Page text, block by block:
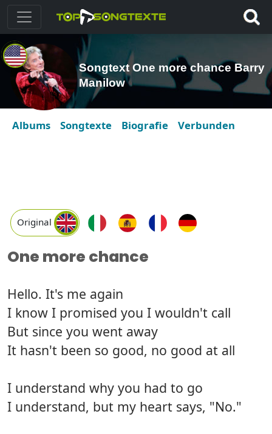
Songtext One more chance Barry
Manilow
Albums Songtexte Biografie Verbunden
Original
One more chance
Hello. It's me again
I know I promised you I wouldn't call
But since you went away
It hasn't been so good, no good at all
I understand why you had to go
I understand, but my heart says, "No."